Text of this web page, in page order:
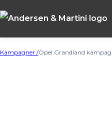
Kampagner /Opel Grandland